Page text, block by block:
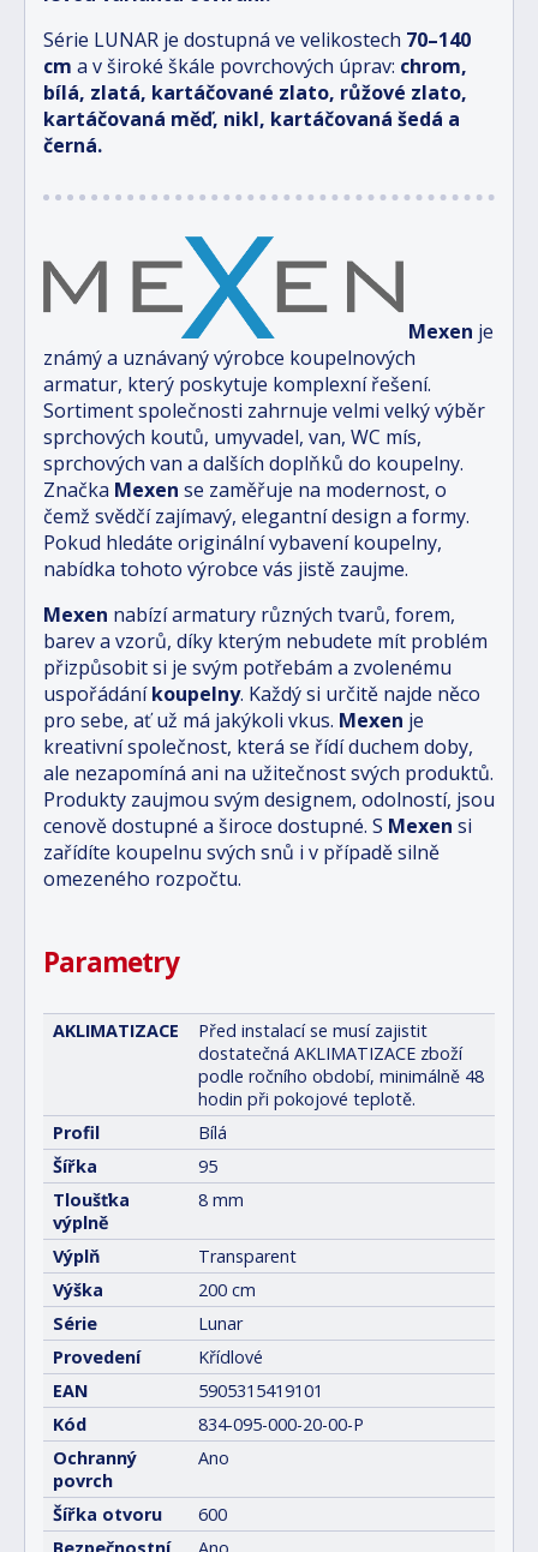
Série LUNAR je dostupná ve velikostech 70–140
cm a v široké škále povrchových úprav: chrom,
bílá, zlatá, kartáčované zlato, růžové zlato,
kartáčovaná měď, nikl, kartáčovaná šedá a
černá.
Mexen je
známý a uznávaný výrobce koupelnových
armatur, který poskytuje komplexní řešení.
Sortiment společnosti zahrnuje velmi velký výběr
sprchových koutů, umyvadel, van, WC mís,
sprchových van a dalších doplňků do koupelny.
Značka Mexen se zaměřuje na modernost, o
čemž svědčí zajímavý, elegantní design a formy.
Pokud hledáte originální vybavení koupelny,
nabídka tohoto výrobce vás jistě zaujme.
Mexen nabízí armatury různých tvarů, forem,
barev a vzorů, díky kterým nebudete mít problém
přizpůsobit si je svým potřebám a zvolenému
uspořádáníkoupelny. Každý si určitě najde něco
pro sebe, ať už má jakýkoli vkus. Mexen je
kreativní společnost, která se řídí duchem doby,
ale nezapomíná ani na užitečnost svých produktů.
Produkty zaujmou svým designem, odolností, jsou
cenově dostupné a široce dostupné. S Mexen si
zařídíte koupelnu svých snů i v případě silně
omezeného rozpočtu.
Parametry
AKLIMATIZACE
Před instalací se musí zajistit
dostatečná AKLIMATIZACE zboží
podle ročního období, minimálně 48
hodin při pokojové teplotě.
Profil
Bílá
Šířka
95
Tloušťka
výplně
8 mm
Výplň
Transparent
Výška
200 cm
Série
Lunar
Provedení
Křídlové
EAN
5905315419101
Kód
834-095-000-20-00-P
Ochranný
povrch
Ano
Šířka otvoru
600
Bezpečnostní
Ano